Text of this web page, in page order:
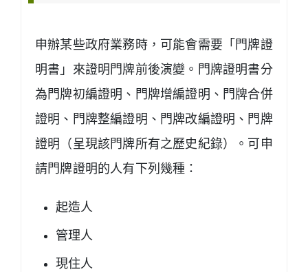
申辦某些政府業務時，可能會需要「門牌證
明書」來證明門牌前後演變。門牌證明書分
為門牌初編證明、門牌增編證明、門牌合併
證明、門牌整編證明、門牌改編證明、門牌
證明（呈現該門牌所有之歷史紀錄）。可申
請門牌證明的人有下列幾種：
起造人
管理人
現住人